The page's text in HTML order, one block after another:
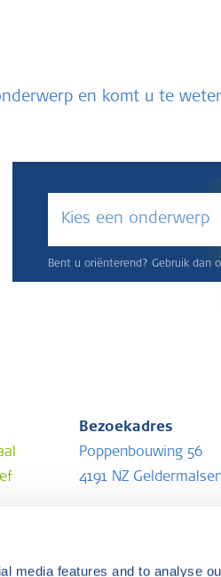
media features and to analyse
en komt u te
Kies een onderwerp
Bent u oriënterend? Gebruik dan
Bezoekadres
Poppenbouwing 56
4191 NZ